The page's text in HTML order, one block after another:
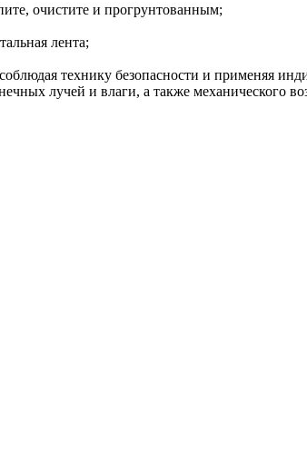
очистите и прогрунтованным;
лента;
технику безопасности и применяя
лучей и влаги, а также механического